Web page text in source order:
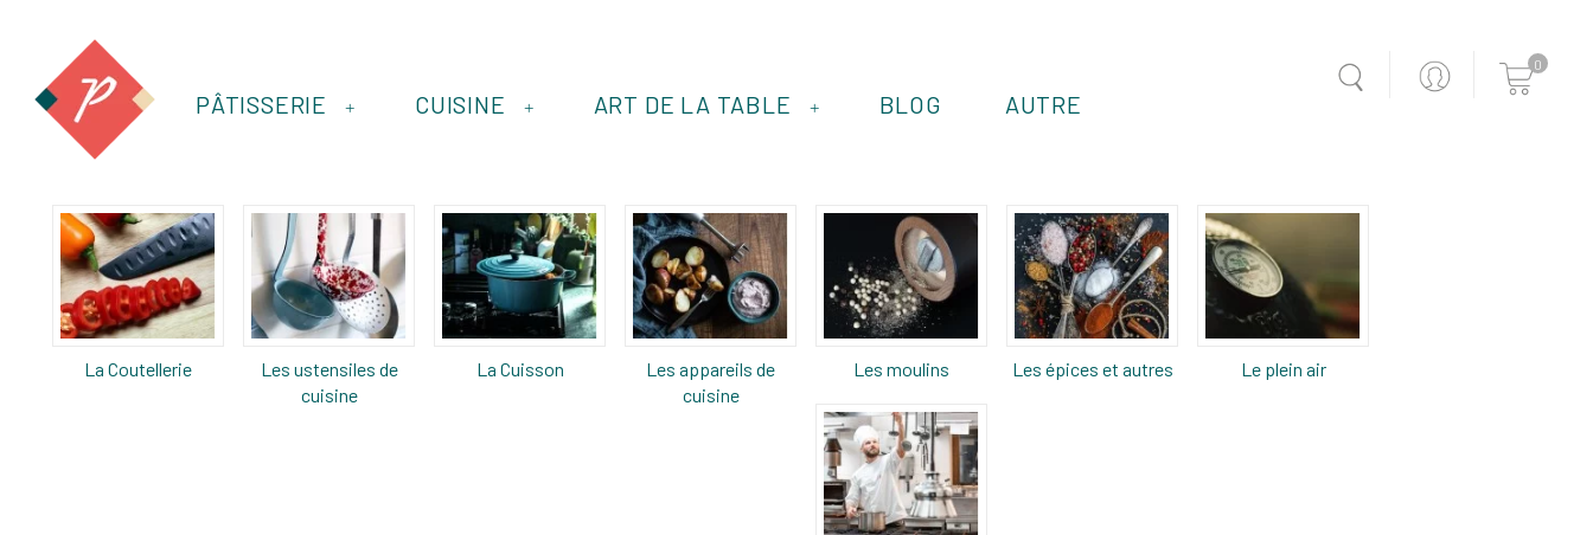
0
+
PÂTISSERIE +
CUISINE +
ART DE LA TABLE BLOG AUTRE
La Coutellerie
Les ustensiles de
cuisine
La Cuisson
Les appareils de
cuisine
Les moulins Les épices et autres Le plein air